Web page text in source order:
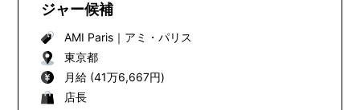
ジャー候補
AMI Paris｜ アミ・パリス
東京都
月給 (41万6,667円)
店長